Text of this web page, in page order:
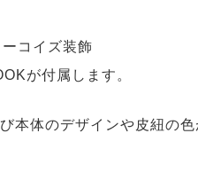
コイズ装飾
が付属します。
本体のデザインや皮紐の